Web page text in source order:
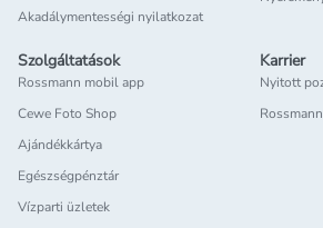
Akadálymentességi nyilatkozat
Szolgáltatások
Rossmann mobil app
Cewe Foto Shop
Ajándékkártya
Egészségpénztár
Vízparti üzletek
Karrier
Nyitott